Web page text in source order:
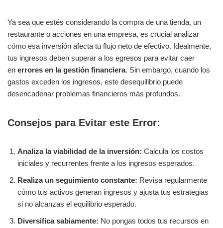
Ya sea que estés considerando la compra de una tienda, un
restaurante o acciones en una empresa, es crucial analizar
cómo esa inversión afecta tu flujo neto de efectivo. Idealmente,
tus ingresos deben superar a los egresos para evitar caer
en errores en la gestión financiera. Sin embargo, cuando los
gastos exceden los ingresos, este desequilibrio puede
desencadenar problemas financieros más profundos.
Consejos para Evitar este Error:
Analiza la viabilidad de la inversión: Calcula los costos
iniciales y recurrentes frente a los ingresos esperados.
Realiza un seguimiento constante: Revisa regularmente
cómo tus activos generan ingresos y ajusta tus estrategias
si no alcanzas el equilibrio esperado.
Diversifica sabiamente: No pongas todos tus recursos en